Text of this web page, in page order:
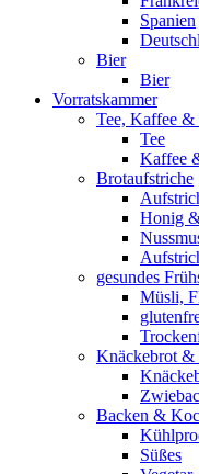
Spanien
Bier
Bier
Vorratskammer
Tee, Kaffee &
Tee
Kaffee
Brotaufstriche
Honig
gesundes
Müsli,
Knäckebrot &
Backen &
Süßes